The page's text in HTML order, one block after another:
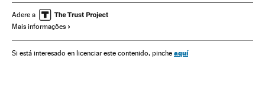
União Europeia Ásia Organizações internacionais
Problemas sociais Sociedade Finanças
Adere a
Mais informações
Si está interesado en licenciar este contenido, pinche aquí